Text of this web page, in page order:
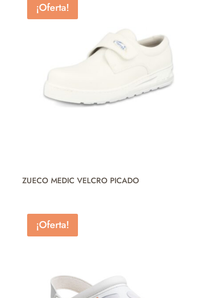
¡Oferta!
ZUECO MEDIC VELCRO PICADO
¡Oferta!